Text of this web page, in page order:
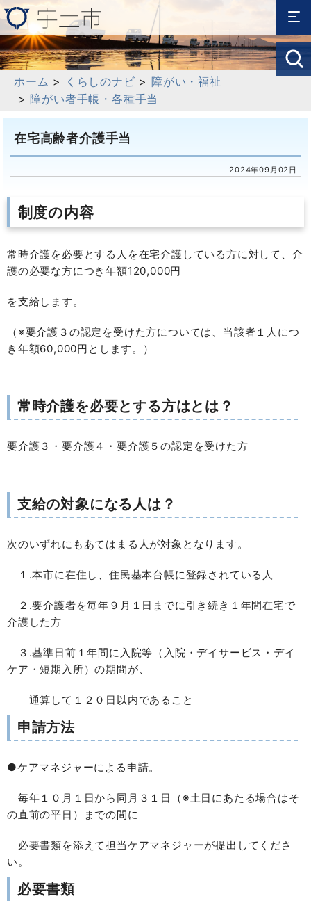
ホーム > くらしのナビ > 障がい・福祉
> 障がい者手帳・各種手当
在宅高齢者介護手当
2024年09月02日
制度の内容
常時介護を必要とする人を在宅介護している方に対して、介
護の必要な方につき年額120,000円
を支給します。
（※要介護３の認定を受けた方については、当該者１人につ
き年額60,000円とします。）
常時介護を必要とする方はとは？
要介護３・要介護４・要介護５の認定を受けた方
支給の対象になる人は？
次のいずれにもあてはまる人が対象となります。
１.本市に在住し、住民基本台帳に登録されている人
２.要介護者を毎年９月１日までに引き続き１年間在宅で
介護した方
３.基準日前１年間に入院等（入院・デイサービス・デイ
ケア・短期入所）の期間が、
通算して１２０日以内であること
申請方法
●ケアマネジャーによる申請。
毎年１０月１日から同月３１日（※土日にあたる場合はそ
の直前の平日）までの間に
必要書類を添えて担当ケアマネジャーが提出してくださ
い。
必要書類